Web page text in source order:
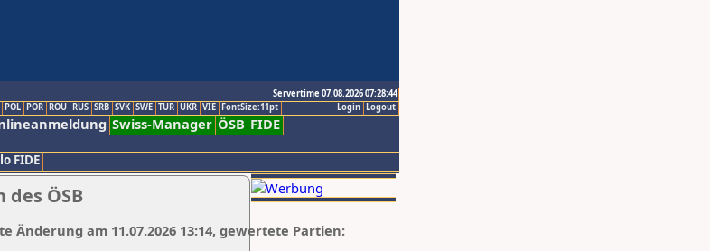
Servertime 07.08.2026 07:28:44
Logout
Login
POL POR ROU RUS SRB SVK SWE TUR UKR VIE FontSize:11pt
Swiss-Manager ÖSB FIDE
FIDE
ÖSB
Änderung am 11.07.2026 13:14, gewertete Partien: